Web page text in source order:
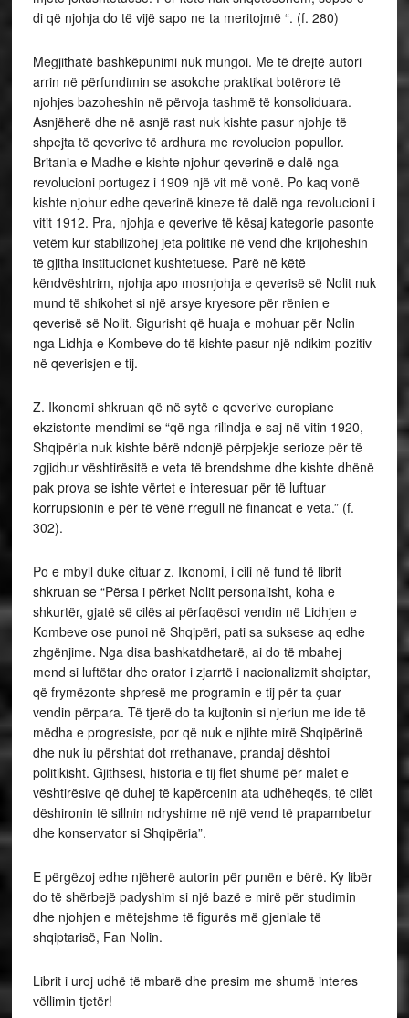
di që njohja do të vijë sapo ne ta meritojmë “. (f. 280)
Megjithatë bashkëpunimi nuk mungoi. Me të drejtë autori
arrin në përfundimin se asokohe praktikat botërore të
njohjes bazoheshin në përvoja tashmë të konsoliduara.
Asnjëherë dhe në asnjë rast nuk kishte pasur njohje të
shpejta të qeverive të ardhura me revolucion popullor.
Britania e Madhe e kishte njohur qeverinë e dalë nga
revolucioni portugez i 1909 një vit më vonë. Po kaq vonë
kishte njohur edhe qeverinë kineze të dalë nga revolucioni i
vitit 1912. Pra, njohja e qeverive të kësaj kategorie pasonte
vetëm kur stabilizohej jeta politike në vend dhe krijoheshin
të gjitha institucionet kushtetuese. Parë në këtë
këndvështrim, njohja apo mosnjohja e qeverisë së Nolit nuk
mund të shikohet si një arsye kryesore për rënien e
qeverisë së Nolit. Sigurisht që huaja e mohuar për Nolin
nga Lidhja e Kombeve do të kishte pasur një ndikim pozitiv
në qeverisjen e tij.
Z. Ikonomi shkruan që në sytë e qeverive europiane
ekzistonte mendimi se “që nga rilindja e saj në vitin 1920,
Shqipëria nuk kishte bërë ndonjë përpjekje serioze për të
zgjidhur vështirësitë e veta të brendshme dhe kishte dhënë
pak prova se ishte vërtet e interesuar për të luftuar
korrupsionin e për të vënë rregull në financat e veta.” (f.
302).
Po e mbyll duke cituar z. Ikonomi, i cili në fund të librit
shkruan se “Përsa i përket Nolit personalisht, koha e
shkurtër, gjatë së cilës ai përfaqësoi vendin në Lidhjen e
Kombeve ose punoi në Shqipëri, pati sa suksese aq edhe
zhgënjime. Nga disa bashkatdhetarë, ai do të mbahej
mend si luftëtar dhe orator i zjarrtë i nacionalizmit shqiptar,
që frymëzonte shpresë me programin e tij për ta çuar
vendin përpara. Të tjerë do ta kujtonin si njeriun me ide të
mëdha e progresiste, por që nuk e njihte mirë Shqipërinë
dhe nuk iu përshtat dot rrethanave, prandaj dështoi
politikisht. Gjithsesi, historia e tij flet shumë për malet e
vështirësive që duhej të kapërcenin ata udhëheqës, të cilët
dëshironin të sillnin ndryshime në një vend të prapambetur
dhe konservator si Shqipëria”.
E përgëzoj edhe njëherë autorin për punën e bërë. Ky libër
do të shërbejë padyshim si një bazë e mirë për studimin
dhe njohjen e mëtejshme të figurës më gjeniale të
shqiptarisë, Fan Nolin.
Librit i uroj udhë të mbarë dhe presim me shumë interes
vëllimin tjetër!